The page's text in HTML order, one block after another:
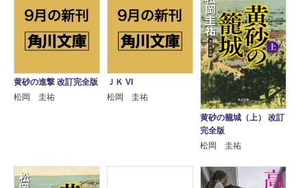
黄砂の進撃 改訂完全版
松岡 圭祐
ＪＫ VI
松岡 圭祐
黄砂の籠城（上） 改訂
完全版
松岡 圭祐